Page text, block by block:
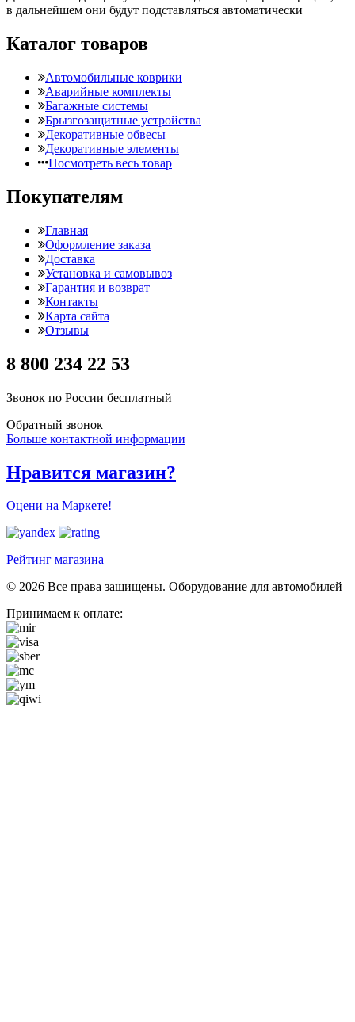
в дальнейшем они будут подставляться автоматически
Каталог товаров
Автомобильные коврики
Аварийные комплекты
Багажные системы
Брызгозащитные устройства
Декоративные обвесы
Декоративные элементы
Посмотреть весь товар
Покупателям
Главная
Оформление заказа
Доставка
Установка и самовывоз
Гарантия и возврат
Контакты
Карта сайта
Отзывы
8 800 234 22 53
Звонок по России бесплатный
Обратный звонок
Больше контактной информации
Нравится магазин?
Оцени на Маркете!
Рейтинг магазина
© 2026 Все права защищены. Оборудование для автомобилей
Принимаем к оплате: